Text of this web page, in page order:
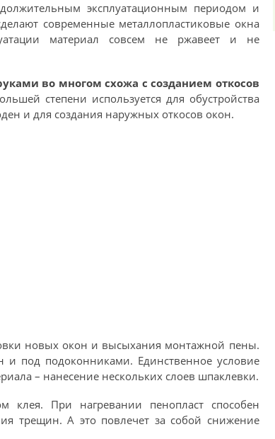
эксплуатационным периодом и
современные металлопластиковые окна
материал совсем не ржавеет и не
во многом схожа с созданием откосов
степени используется для обустройства
и для создания наружных откосов окон.
новых окон и высыхания монтажной пены.
и под подоконниками. Единственное условие
– нанесение нескольких слоев шпаклевки.
клея. При нагревании пенопласт способен
трещин. А это повлечет за собой снижение